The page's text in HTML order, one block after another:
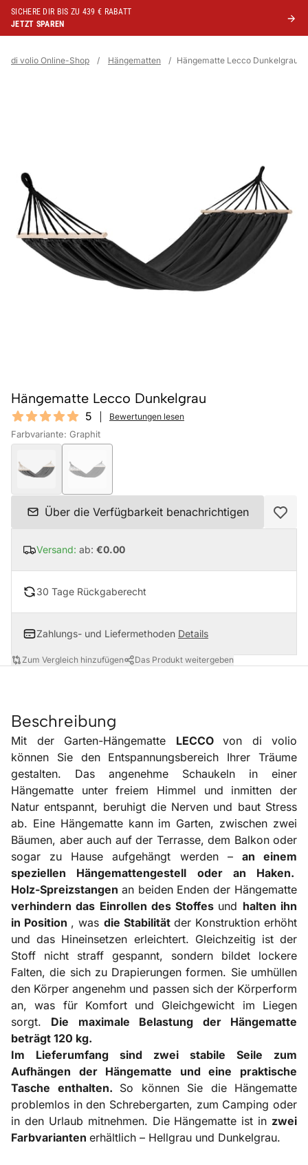
SICHERE DIR BIS ZU 439 € RABATT
JETZT SPAREN
di volio Online-Shop / Hängematten / Hängematte Lecco Dunkelgrau
Hängematte Lecco Dunkelgrau
Reviews
5 out of 5 stars 5 Bewertungen lesen
Farbvariante: Graphit
Über die Verfügbarkeit benachrichtigen
Versand: ab: €0.00
30 Tage Rückgaberecht
Zahlungs- und Liefermethoden Details
Zum Vergleich hinzufügen Das Produkt weitergeben
Beschreibung
Mit der Garten-Hängematte LECCO von di volio
können Sie den Entspannungsbereich Ihrer Träume
gestalten. Das angenehme Schaukeln in einer
Hängematte unter freiem Himmel und inmitten der
Natur entspannt, beruhigt die Nerven und baut Stress
ab. Eine Hängematte kann im Garten, zwischen zwei
Bäumen, aber auch auf der Terrasse, dem Balkon oder
sogar zu Hause aufgehängt werden – an einem
speziellen Hängemattengestell oder an Haken.
Holz-Spreizstangen an beiden Enden der Hängematte
verhindern das Einrollen des Stoffes und halten ihn
in Position , was die Stabilität der Konstruktion erhöht
und das Hineinsetzen erleichtert. Gleichzeitig ist der
Stoff nicht straff gespannt, sondern bildet lockere
Falten, die sich zu Drapierungen formen. Sie umhüllen
den Körper angenehm und passen sich der Körperform
an, was für Komfort und Gleichgewicht im Liegen
sorgt. Die maximale Belastung der Hängematte
beträgt 120 kg.
Im Lieferumfang sind zwei stabile Seile zum
Aufhängen der Hängematte und eine praktische
Tasche enthalten. So können Sie die Hängematte
problemlos in den Schrebergarten, zum Camping oder
in den Urlaub mitnehmen. Die Hängematte ist in zwei
Farbvarianten erhältlich – Hellgrau und Dunkelgrau.